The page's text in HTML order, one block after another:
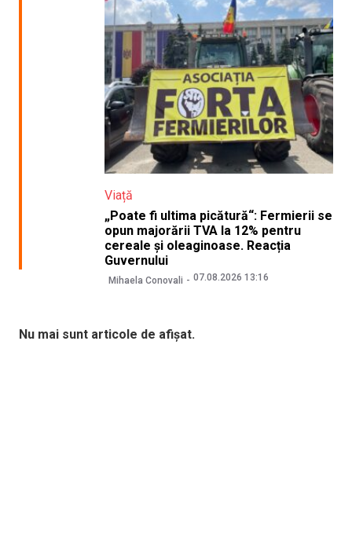
Viață
„Poate fi ultima picătură“: Fermierii se
opun majorării TVA la 12% pentru
cereale și oleaginoase. Reacția
Guvernului
Mihaela Conovali 07.08.2026 13:16
Nu mai sunt articole de afișat.